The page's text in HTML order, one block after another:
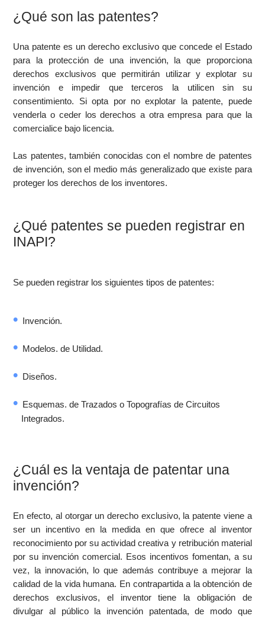
¿Qué son las patentes?
Una patente es un derecho exclusivo que concede el Estado
para la protección de una invención, la que proporciona
derechos exclusivos que permitirán utilizar y explotar su
invención e impedir que terceros la utilicen sin su
consentimiento. Si opta por no explotar la patente, puede
venderla o ceder los derechos a otra empresa para que la
comercialice bajo licencia.
Las patentes, también conocidas con el nombre de patentes
de invención, son el medio más generalizado que existe para
proteger los derechos de los inventores.
¿Qué patentes se pueden registrar en
INAPI?
Se pueden registrar los siguientes tipos de patentes:
Invención.
Modelos. de Utilidad.
Diseños.
Esquemas. de Trazados o Topografías de Circuitos
Integrados.
¿Cuál es la ventaja de patentar una
invención?
En efecto, al otorgar un derecho exclusivo, la patente viene a
ser un incentivo en la medida en que ofrece al inventor
reconocimiento por su actividad creativa y retribución material
por su invención comercial. Esos incentivos fomentan, a su
vez, la innovación, lo que además contribuye a mejorar la
calidad de la vida humana. En contrapartida a la obtención de
derechos exclusivos, el inventor tiene la obligación de
divulgar al público la invención patentada, de modo que